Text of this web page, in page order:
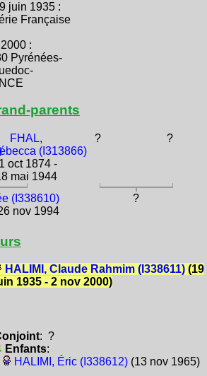
juin 1935 :
Française
:
Pyrénées-
parents
FHAL,
(I313866)
1 oct 1874 -
mai 1944
? ?
(I338610)
nov 1994
?
HALIMI, Claude Rahmim (I338611)(19
1935 - 2 nov 2000)
: ?
Enfants:
HALIMI, Éric (I338612)(13 nov 1965)